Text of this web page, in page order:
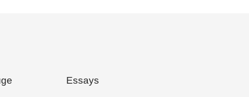
Essays